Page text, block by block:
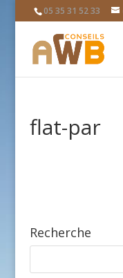
05 35 31 52 33
flat-par
Recherche